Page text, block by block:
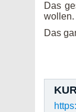
Das
wollen.
Das